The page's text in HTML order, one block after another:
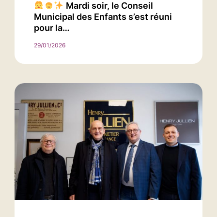
Mardi soir, le Conseil
Municipal des Enfants s’est réuni
pour la…
29/01/2026